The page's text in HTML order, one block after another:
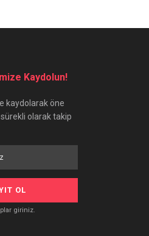
Kaydolun!
kaydolarak öne
olarak takip
giriniz.